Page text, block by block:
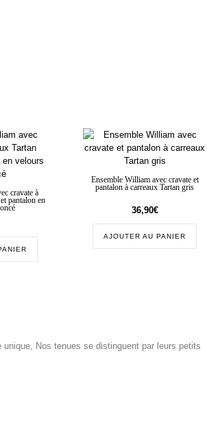
cravate à
pantalon en
Ensemble William avec cravate et
pantalon à carreaux Tartan gris
36,90€
AJOUTER AU PANIER
Nos tenues se distinguent par leurs petits